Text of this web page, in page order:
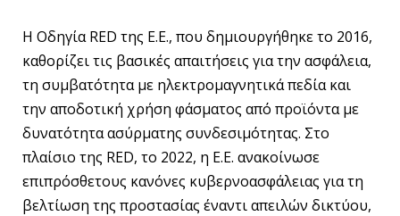
Η Οδηγία RED της Ε.Ε., που δημιουργήθηκε το 2016,
καθορίζει τις βασικές απαιτήσεις για την ασφάλεια,
τη συμβατότητα με ηλεκτρομαγνητικά πεδία και
την αποδοτική χρήση φάσματος από προϊόντα με
δυνατότητα ασύρματης συνδεσιμότητας. Στο
πλαίσιο της RED, το 2022, η Ε.Ε. ανακοίνωσε
επιπρόσθετους κανόνες κυβερνοασφάλειας για τη
βελτίωση της προστασίας έναντι απειλών δικτύου,